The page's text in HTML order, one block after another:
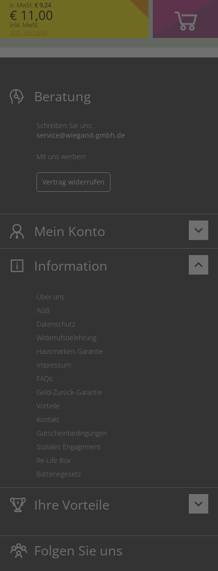
o. MwSt. € 9,24
€ 11,00
inkl. MwSt.
zzgl. Versand
Beratung
Schreiben Sie uns:
service@wiegand-gmbh.de
Mit uns werben!
Vertrag widerrufen
keyboard_arrow_down
Mein Konto
Mein Konto
Cookie Einstellungen
keyboard_arrow_up
Information
Über uns
AGB
Datenschutz
Widerrufsbelehrung
Hausmarken-Garantie
Impressum
FAQs
Geld-Zurück-Garantie
Vorteile
Kontakt
Gutscheinbedingungen
Soziales Engagement
Re-Life Box
Batteriegesetz
keyboard_arrow_down
Ihre Vorteile
LebenslangeHausmarke Garantieauf Toner und Tinte
schützt auch Ihren Drucker.
Umweltfreundlich dadurch Abfallvermeidung.
Folgen Sie uns